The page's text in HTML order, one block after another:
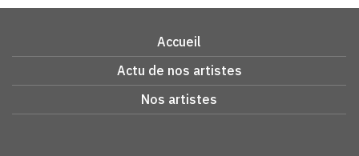
Accueil
Actu de nos artistes
Nos artistes